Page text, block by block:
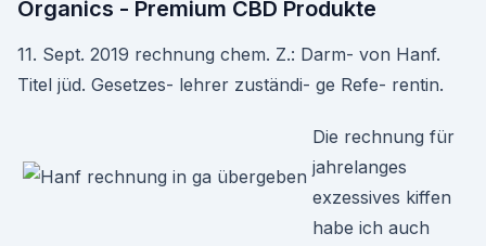
Organics - Premium CBD Produkte
11. Sept. 2019 rechnung chem. Z.: Darm- von Hanf.
Titel jüd. Gesetzes- lehrer zuständi- ge Refe- rentin.
Die rechnung für
jahrelanges
exzessives kiffen
habe ich auch